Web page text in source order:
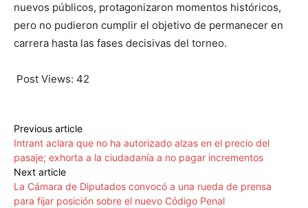
nuevos públicos, protagonizaron momentos históricos,
pero no pudieron cumplir el objetivo de permanecer en
carrera hasta las fases decisivas del torneo.
Post Views: 42
Previous article
Intrant aclara que no ha autorizado alzas en el precio del
pasaje; exhorta a la ciudadanía a no pagar incrementos
Next article
La Cámara de Diputados convocó a una rueda de prensa
para fijar posición sobre el nuevo Código Penal